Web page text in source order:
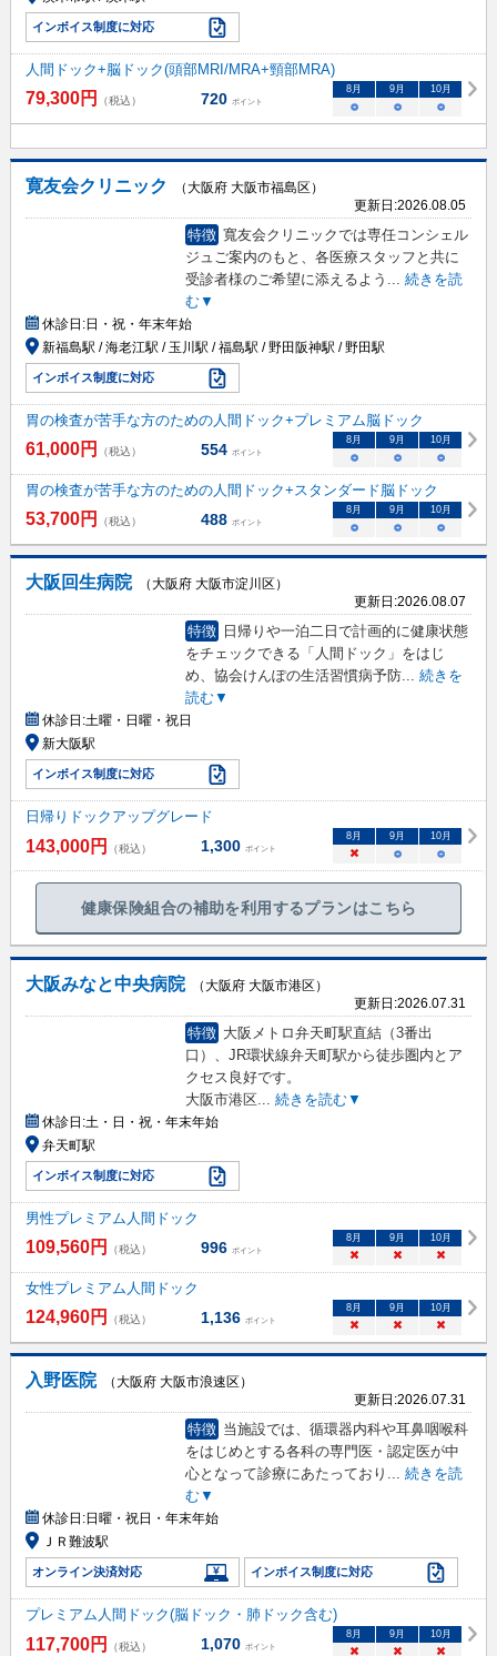
インボイス制度に対応
人間ドック+脳ドック(頭部MRI/MRA+頸部MRA)
79,300円 （税込） 720 ポイント
8 月 9 月 10月
○ ○ ○
寛友会クリニック
（大阪府 大阪市福島区）
更新日:2026.08.05
特徴 寬友会クリニックでは専任コンシェル
ジュご案内のもと、各医療スタッフと共に
受診者様のご希望に添えるよう
続きを読
む▼
休診日:日・祝・年末年始
新福島駅 / 海老江駅 / 玉川駅 / 福島駅 / 野田阪神駅 / 野田駅
インボイス制度に対応
胃の検査が苦手な方のための人間ドック+プレミアム脳ドック
61,000円 （税込） 554 ポイント
8 月 9 月 10月
○ ○ ○
胃の検査が苦手な方のための人間ドック+スタンダード脳ドック
53,700円 （税込） 488 ポイント
8 月 9 月 10月
○ ○ ○
大阪回生病院
（大阪府 大阪市淀川区）
更新日:2026.08.07
特徴
日帰りや一泊二日で計画的に健康状態
をチェックできる「人間ドック」をはじ
め、協会けんぽの生活習慣病予防... 続きを
読む▼
休診日:土曜・日曜・祝日
新大阪駅
インボイス制度に対応
日帰りドックアップグレード
143,000円 （税込） 1,300 ポイント
8月 9月 10月
× ○ ○
健康保険組合の補助を利用するプランはこちら
大阪みなと中央病院
（大阪府 大阪市港区）
更新日:2026.07.31
特徴 大阪メトロ弁天町駅直結（3番出
口）、JR環状線弁天町駅から徒歩圏内とア
クセス良好です。
大阪市港区... 続きを読む▼
休診日:土・日・祝・年末年始
弁天町駅
インボイス制度に対応
男性プレミアム人間ドック
109,560円 （税込） 996 ポイント
8 月 9 月 10月
× × ×
女性プレミアム人間ドック
124,960円 （税込） 1,136 ポイント
8 月 9 月 10月
× × ×
入野医院
（大阪府 大阪市浪速区）
更新日:2026.07.31
特徴 当施設では、循環器内科や耳鼻咽喉科
をはじめとする各科の専門医・認定医が中
心となって診療にあたっており ... 続きを読
む▼
休診日:日曜・祝日・年末年始
ＪＲ難波駅
オンライン決済対応 インボイス制度に対応
プレミアム人間ドック(脳ドック・肺ドック含む)
117,700円 （税込） 1,070 ポイント
8月 9月 10月
× × ×